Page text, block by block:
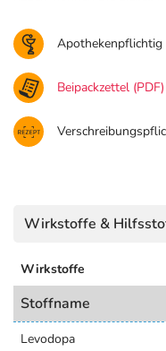
Apothekenpflichtig
Beipackzettel (PDF)
Wirkstoffe &
Wirkstoffe
Stoffname
Levodopa